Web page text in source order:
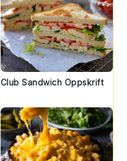
Club Sandwich Oppskrift